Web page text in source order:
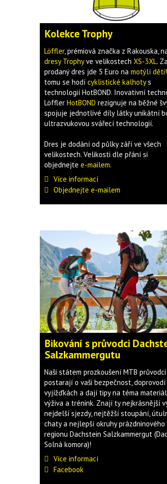
Kolekce Trophy
Löffler, prémiová značka z Rakouska,
dresy Trophyve velikostech XS-3XL.
prodaný dres jde 5 Euro na motýlí děti
tomu se hodí cyklistické kalhotys
technologií HotBOND. Inovativní
Löffler HotBOND rezignuje na běžné
spojuje jednotlivé díly látky unikátní
ultrazvukovou svářecí technologií.
Dres je dodání od půlky září ve všech
velikostech. Velikosti dle přání si
objednejte e-mailem.
Více informací
Objednejte e-mailem
Bikování s průvodci
Salzkammergutu
Naši státem prozkoušení MTB
postarají o vaši bezpečnost, doprovodí
vyjížďkách a dají tipy na téma
výživa a trénink. Znají ty nejkrásnější
nejdelší sjezdy, nejtěžší stoupání,
chaty a nejlepší okruhy prázdninového
regionu Dachstein Salzkammergut
Solná komora)!
Více informací
Facebook